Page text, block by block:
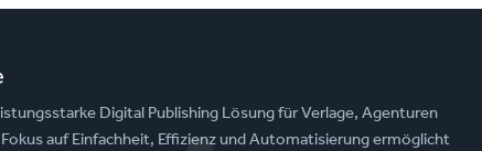
Digital Publishing Lösung für Verlage, Agenturen
auf Einfachheit, Effizienz und Automatisierung ermöglicht